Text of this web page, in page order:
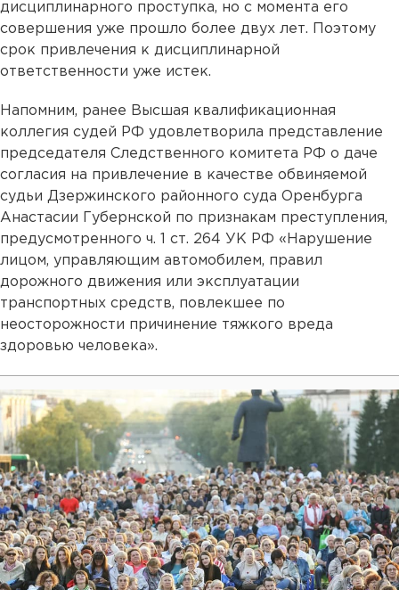
дисциплинарного проступка, но с момента его
совершения уже прошло более двух лет. Поэтому
срок привлечения к дисциплинарной
ответственности уже истек.
Напомним, ранее Высшая квалификационная
коллегия судей РФ удовлетворила представление
председателя Следственного комитета РФ о даче
согласия на привлечение в качестве обвиняемой
судьи Дзержинского районного суда Оренбурга
Анастасии Губернской по признакам преступления,
предусмотренного ч. 1 ст. 264 УК РФ «Нарушение
лицом, управляющим автомобилем, правил
дорожного движения или эксплуатации
транспортных средств, повлекшее по
неосторожности причинение тяжкого вреда
здоровью человека».